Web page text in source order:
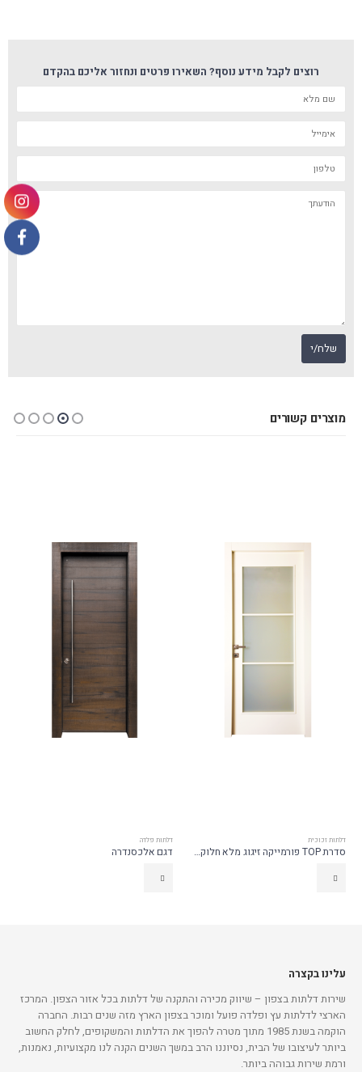
רוצים לקבל מידע נוסף? השאירו פרטים ונחזור אליכם בהקדם
מוצרים קשורים
דלתות זכוכית
סדרת TOP פורמייקה זיגוג מלא חלוקה ל-3
דלתות פלדה
דגם אלכסנדרה
עלינו בקצרה
שירות דלתות בצפון – שיווק מכירה והתקנה של דלתות בכל אזור הצפון. המרכז
הארצי לדלתות עץ ופלדה פועל ומוכר בצפון הארץ מזה שנים רבות. החברה
הוקמה בשנת 1985 מתוך מטרה להפוך את הדלתות והמשקופים, לחלק החשוב
ביותר לעיצובו של הבית, נסיוננו הרב במשך השנים הקנה לנו מקצועיות, נאמנות,
ורמת שירות גבוהה ביותר.